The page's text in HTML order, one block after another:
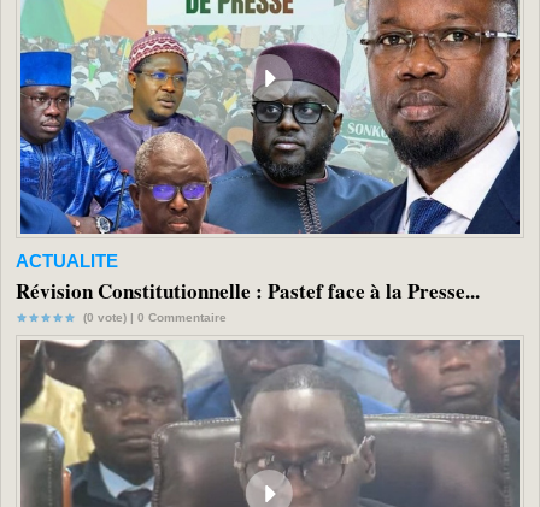
ACTUALITE
Révision Constitutionnelle : Pastef face à la Presse...
(0 vote) | 0 Commentaire